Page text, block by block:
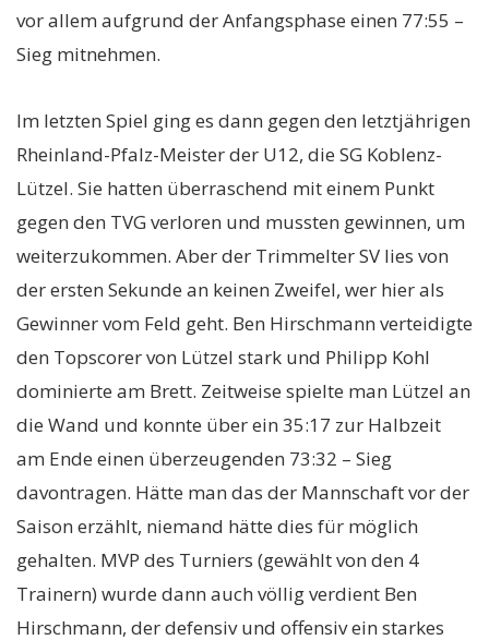
vor allem aufgrund der Anfangsphase einen 77:55 –
Sieg mitnehmen.
Im letzten Spiel ging es dann gegen den letztjährigen
Rheinland-Pfalz-Meister der U12, die SG Koblenz-
Lützel. Sie hatten überraschend mit einem Punkt
gegen den TVG verloren und mussten gewinnen, um
weiterzukommen. Aber der Trimmelter SV lies von
der ersten Sekunde an keinen Zweifel, wer hier als
Gewinner vom Feld geht. Ben Hirschmann verteidigte
den Topscorer von Lützel stark und Philipp Kohl
dominierte am Brett. Zeitweise spielte man Lützel an
die Wand und konnte über ein 35:17 zur Halbzeit
am Ende einen überzeugenden 73:32 – Sieg
davontragen. Hätte man das der Mannschaft vor der
Saison erzählt, niemand hätte dies für möglich
gehalten. MVP des Turniers (gewählt von den 4
Trainern) wurde dann auch völlig verdient Ben
Hirschmann, der defensiv und offensiv ein starkes